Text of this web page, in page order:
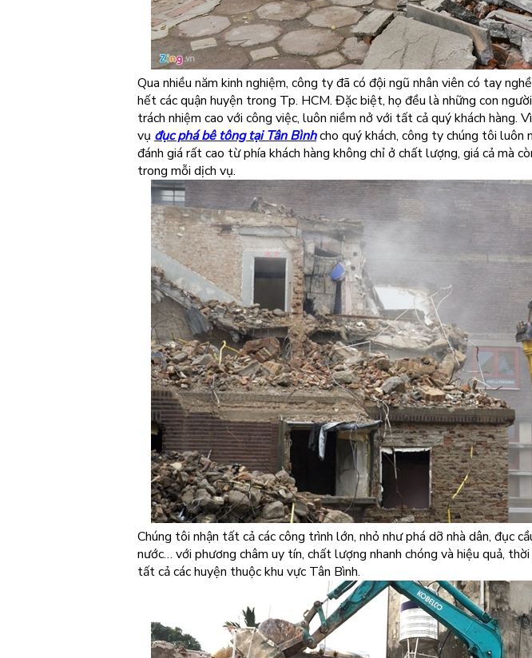
Qua nhiều năm kinh nghiệm, công ty đã có đội ngũ nhân viên có tay
hết các quận huyện trong Tp. HCM. Đặc biệt, họ đều là những con
trách nhiệm cao với công việc, luôn niềm nở với tất cả quý khách hàng.
vụ đục phá bê tông tại Tân Bìnhcho quý khách, công ty chúng tôi luôn
đánh giá rất cao từ phía khách hàng không chỉ ở chất lượng, giá cả mà
trong mỗi dịch vụ.
Chúng tôi nhận tất cả các công trình lớn, nhỏ như phá dỡ nhà dân, đục
nước… với phương châm uy tín, chất lượng nhanh chóng và hiệu quả,
tất cả các huyện thuộc khu vực Tân Bình.